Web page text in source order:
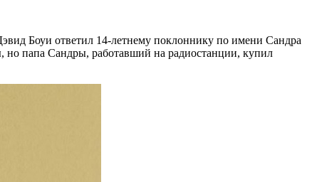
Боуи ответил 14-летнему поклоннику по имени Сандра
папа Сандры, работавший на радиостанции, купил